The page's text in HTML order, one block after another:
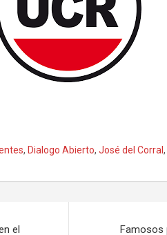
, Dialogo Abierto, José del Corral ,
el
Famosos